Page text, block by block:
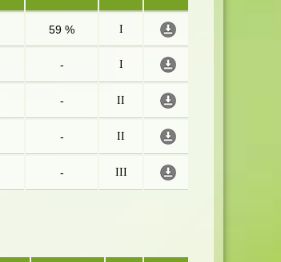
59 % I
- I
- II
- II
- III